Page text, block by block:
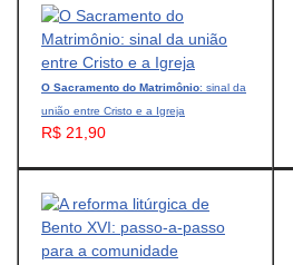
O Sacramento do Matrimônio: sinal da
união entre Cristo e a Igreja
R$ 21,90